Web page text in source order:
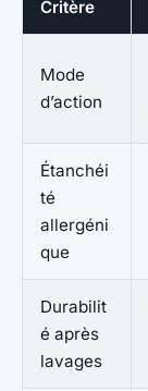
Critère
Mode
d’action
Étanchéi
té
allergéni
que
Durabilit
é après
lavages